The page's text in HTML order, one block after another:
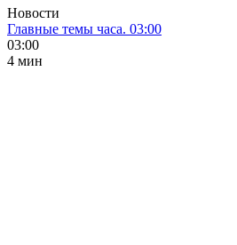
Новости
Главные темы часа. 03:00
03:00
4 мин